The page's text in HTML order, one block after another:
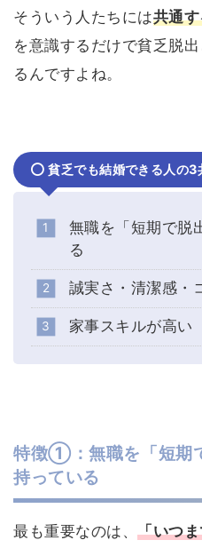
そういう人たちには共通
を意識するだけで貧乏脱
るんですよね。
貧乏でも結婚できる人の3
無職を「短期で脱
る
誠実さ・清潔感・
家事スキルが高い
特徴①：無職を「短期
持っている
最も重要なのは、「いつ